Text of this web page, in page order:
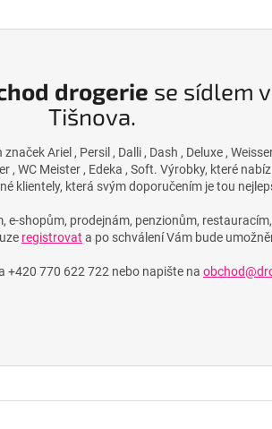
drogerie se sídlem
Tišnova.
Ariel , Persil , Dalli , Dash , Deluxe ,
, WC Meister , Edeka , Soft. Výrobky, které
klientely, která svým doporučením je tou
e-shopům, prodejnám, penzionům,
registrovat a po schválení Vám bude
+420 770 622 722 nebo napište na